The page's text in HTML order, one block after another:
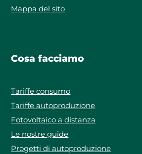
Mappa del sito
Cosa facciamo
Tariffe consumo
Tariffe autoproduzione
Fotovoltaico a distanza
Le nostre guide
Progetti di autoproduzione